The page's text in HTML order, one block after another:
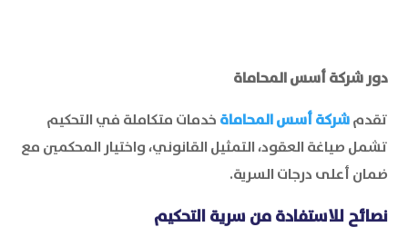
دور شركة أسس المحاماة
تقدمشركة أسس المحاماة خدمات متكاملة في التحكيم
تشمل صياغة العقود، التمثيل القانوني، واختيار المحكمين مع
ضمان أعلى درجات السرية.
نصائح للاستفادة من سرية التحكيم